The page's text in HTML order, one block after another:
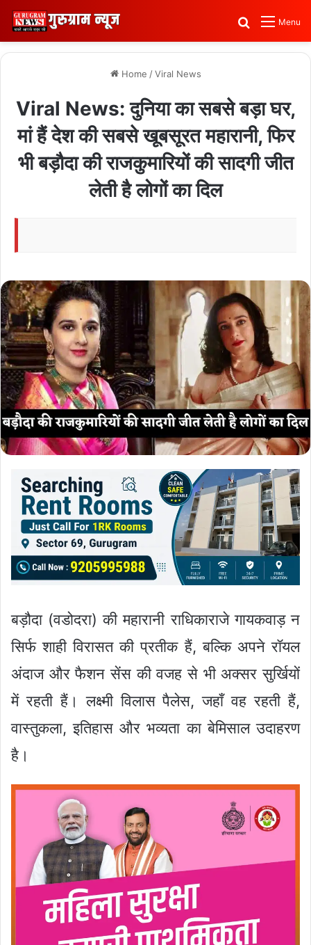
Menu
Search for
Home / Viral News
Viral News: दुनिया का सबसे बड़ा घर,
मां हैं देश की सबसे खूबसूरत महारानी, फिर
भी बड़ौदा की राजकुमारियों की सादगी जीत
लेती है लोगों का दिल
बड़ौदा (वडोदरा) की महारानी राधिकाराजे गायकवाड़ न
सिर्फ शाही विरासत की प्रतीक हैं, बल्कि अपने रॉयल
अंदाज और फैशन सेंस की वजह से भी अक्सर सुर्खियों
में रहती हैं। लक्ष्मी विलास पैलेस, जहाँ वह रहती हैं,
वास्तुकला, इतिहास और भव्यता का बेमिसाल उदाहरण
है।